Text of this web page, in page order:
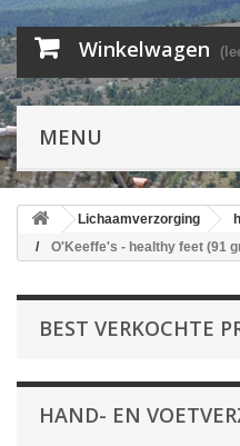
Winkelwagen
MENU
Lichaamverzorging
O'Keeffe's - healthy feet (91
BEST VERKOCHTE
HAND- EN